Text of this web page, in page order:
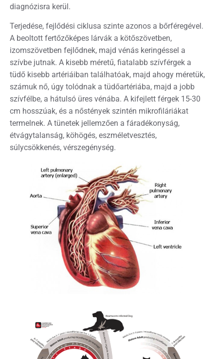
diagnózisra kerül.
Terjedése, fejlődési ciklusa szinte azonos a bőrféregével.
A beoltott fertőzőképes lárvák a kötőszövetben,
izomszövetben fejlődnek, majd vénás keringéssel a
szívbe jutnak. A kisebb méretű, fiatalabb szívférgek a
tüdő kisebb artériáiban találhatóak, majd ahogy méretük,
számuk nő, úgy tolódnak a tüdőartériába, majd a jobb
szívfélbe, a hátulsó üres vénába. A kifejlett férgek 15-30
cm hosszúak, és a nőstények szintén mikrofiláriákat
termelnek. A tünetek jellemzően a fáradékonyság,
étvágytalanság, köhögés, eszméletvesztés,
súlycsökkenés, vérszegénység.